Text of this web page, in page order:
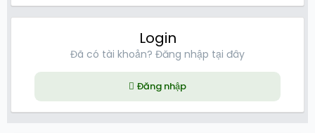
Login
Đã có tài khoản? Đăng nhập tại đây
Đăng nhập